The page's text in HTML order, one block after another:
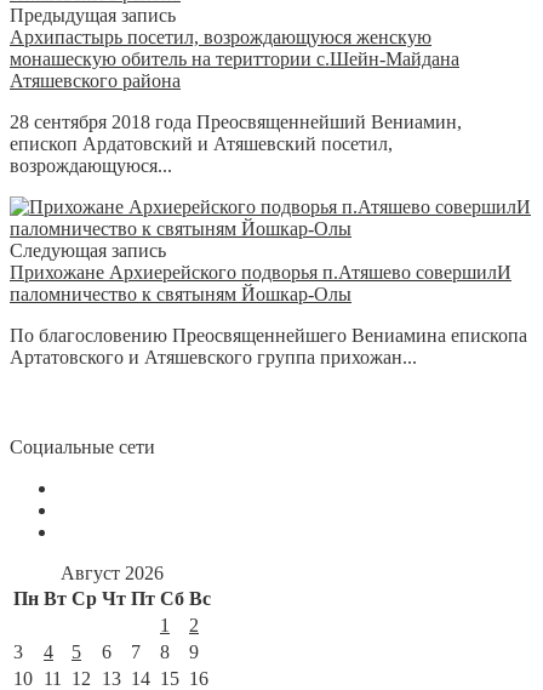
Предыдущая запись
Архипастырь посетил, возрождающуюся женскую
монашескую обитель на териттории с.Шейн-Майдана
Атяшевского района
28 сентября 2018 года Преосвященнейший Вениамин,
епископ Ардатовский и Атяшевский посетил,
возрождающуюся...
Следующая запись
Прихожане Архиерейского подворья п.Атяшево совершилИ
паломничество к святыням Йошкар-Олы
По благословению Преосвященнейшего Вениамина епископа
Артатовского и Атяшевского группа прихожан...
Социальные сети
Август 2026
Пн Вт Ср Чт Пт Сб Вс
1
2
3
4 5 6 7 8
9
10 11 12 13 14 15 16